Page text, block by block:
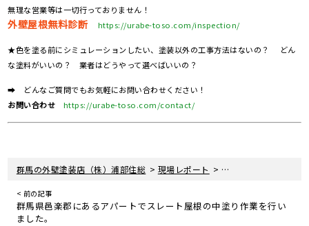
無理な営業等は一切行っておりません！
外壁屋根無料診断 https://urabe-toso.com/inspection/
★色を塗る前にシミュレーションしたい、塗装以外の工事方法はないの？ どん
な塗料がいいの？ 業者はどうやって選べばいいの？
➡ どんなご質問でもお気軽にお問い合わせください！
お問い合わせ
https://urabe-toso.com/contact/
群馬の外壁塗装店（株）浦部住総 > 現場レポート > 高崎市で屋根のカバ
< 前の記事
群馬県邑楽郡にあるアパートでスレート屋根の中塗り作業を行い
ました。